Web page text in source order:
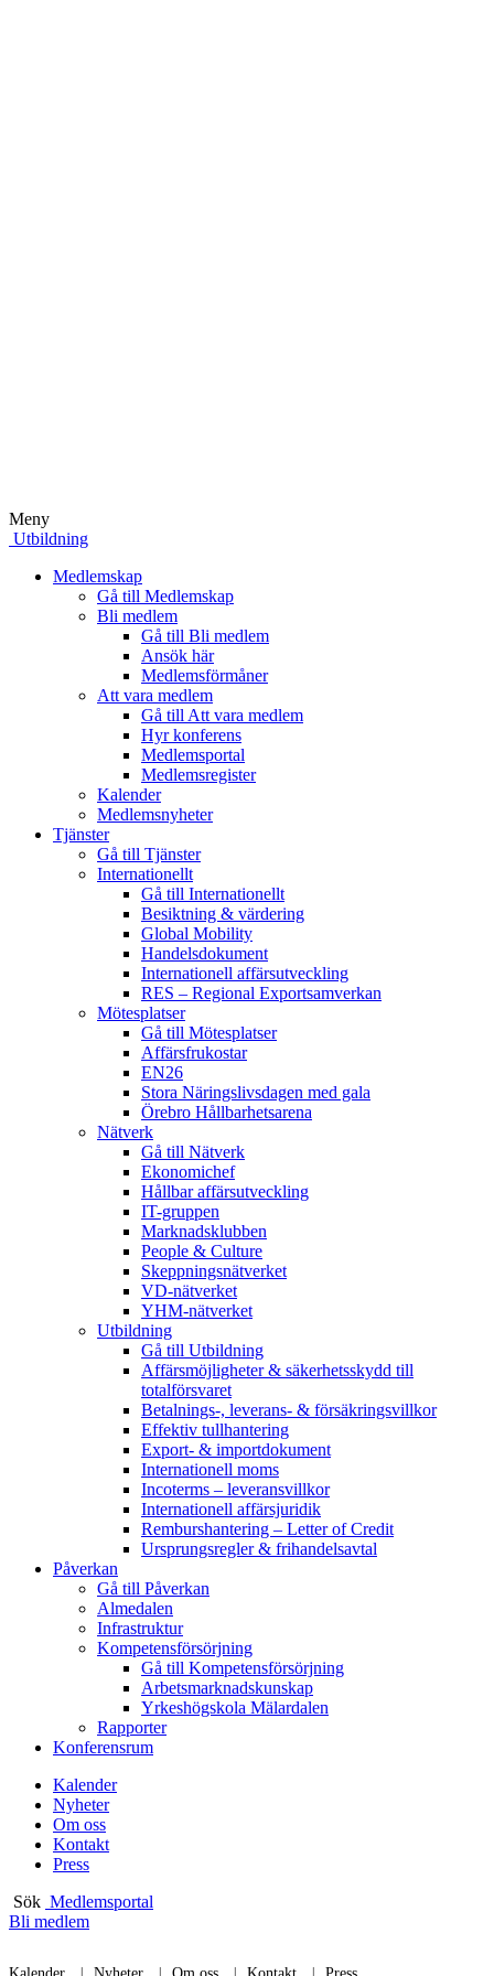
Meny
Utbildning
Medlemskap
Gå till Medlemskap
Bli medlem
Gå till Bli medlem
Ansök här
Medlemsförmåner
Att vara medlem
Gå till Att vara medlem
Hyr konferens
Medlemsportal
Medlemsregister
Kalender
Medlemsnyheter
Tjänster
Gå till Tjänster
Internationellt
Gå till Internationellt
Besiktning & värdering
Global Mobility
Handelsdokument
Internationell affärsutveckling
RES – Regional Exportsamverkan
Mötesplatser
Gå till Mötesplatser
Affärsfrukostar
EN26
Stora Näringslivsdagen med gala
Örebro Hållbarhetsarena
Nätverk
Gå till Nätverk
Ekonomichef
Hållbar affärsutveckling
IT-gruppen
Marknadsklubben
People & Culture
Skeppningsnätverket
VD-nätverket
YHM-nätverket
Utbildning
Gå till Utbildning
Affärsmöjligheter & säkerhetsskydd till
totalförsvaret
Betalnings-, leverans- & försäkringsvillkor
Effektiv tullhantering
Export- & importdokument
Internationell moms
Incoterms – leveransvillkor
Internationell affärsjuridik
Remburshantering – Letter of Credit
Ursprungsregler & frihandelsavtal
Påverkan
Gå till Påverkan
Almedalen
Infrastruktur
Kompetensförsörjning
Gå till Kompetensförsörjning
Arbetsmarknadskunskap
Yrkeshögskola Mälardalen
Rapporter
Konferensrum
Kalender
Nyheter
Om oss
Kontakt
Press
Sök Medlemsportal
Bli medlem